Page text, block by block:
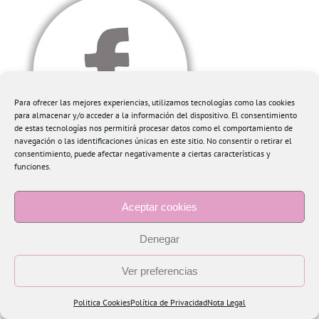
Para ofrecer las mejores experiencias, utilizamos tecnologías como las cookies
para almacenar y/o acceder a la información del dispositivo. El consentimiento
de estas tecnologías nos permitirá procesar datos como el comportamiento de
navegación o las identificaciones únicas en este sitio. No consentir o retirar el
consentimiento, puede afectar negativamente a ciertas características y
funciones.
Aceptar cookies
Denegar
Ver preferencias
Politica CookiesPolítica de PrivacidadNota Legal